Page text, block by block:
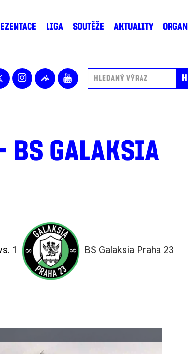
LIGA SOUTĚŽE AKTUALITY
BS GALAKSIA
1 BS Galaksia Praha 23